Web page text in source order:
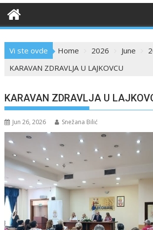
Vi ste ovde Home 2026 June
KARAVAN ZDRAVLJA U LAJKOVCU
KARAVAN ZDRAVLJA U
Jun 26, 2026 Snežana Bilić